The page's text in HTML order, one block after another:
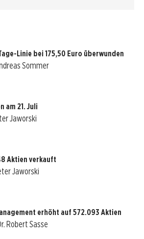
Linie bei 175,50 Euro überwunden
Sommer
am 21. Juli
Jaworski
Aktien verkauft
Jaworski
erhöht auf 572.093 Aktien
Robert Sasse